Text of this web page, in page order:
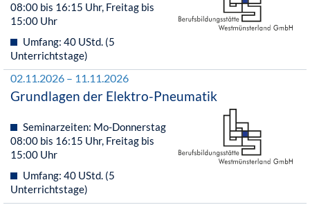
08:00 bis 16:15 Uhr, Freitag bis
15:00 Uhr
Umfang: 40 UStd. (5
Unterrichtstage)
02.11.2026 – 11.11.2026
Grundlagen der Elektro-Pneumatik
Seminarzeiten: Mo-Donnerstag
08:00 bis 16:15 Uhr, Freitag bis
15:00 Uhr
Umfang: 40 UStd. (5
Unterrichtstage)